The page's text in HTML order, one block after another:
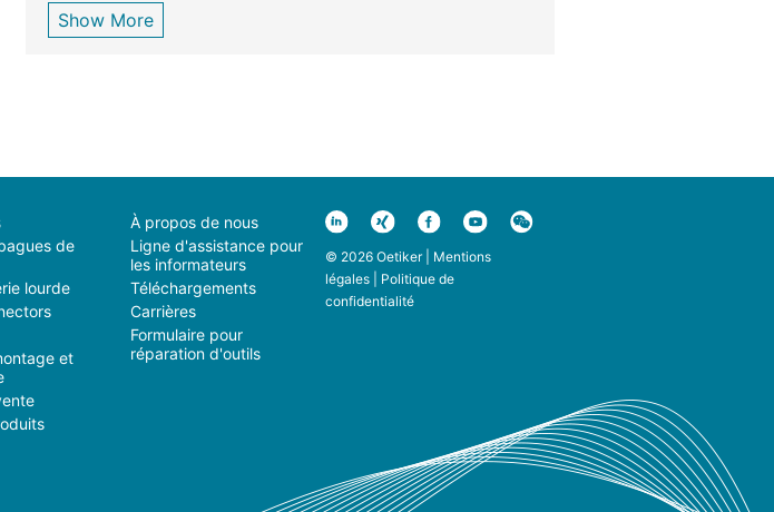
Show More
de
lourde
et
À propos de nous
Ligne d'assistance pour
les informateurs
Téléchargements
Carrières
Formulaire pour
réparation d'outils
© 2026 Oetiker | Mentions
légales| Politique de
confidentialité